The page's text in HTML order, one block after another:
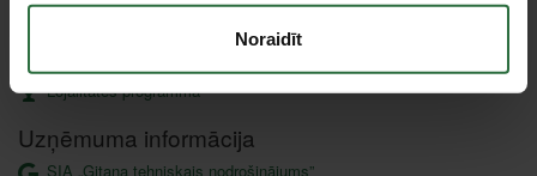
Noraidīt
Garantijas saistības un preču atgriešana
Datu aizsardzība
Lojalitātes programma
Uzņēmuma informācija
SIA „Gitana tehniskais nodrošinājums”